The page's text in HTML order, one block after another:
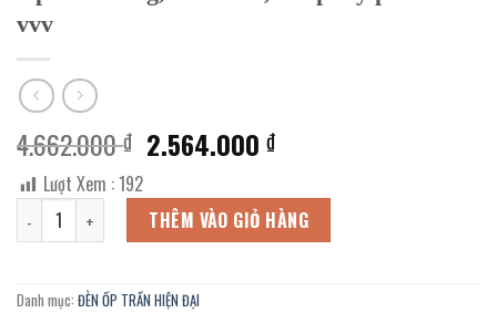
vvv
4.662.000₫ Giá
gốc
là:
4.662.000 ₫.
2.564.000₫Giá
tại
là:
2.564.000 ₫.
Lượt Xem :192
Đèn ốp trần vuông OTV-966/2 chính hãng lắp hành lang, nhà sách,
THÊM VÀO GIỎ HÀNG
Danh mục: ĐÈN ỐP TRẦN HIỆN ĐẠI